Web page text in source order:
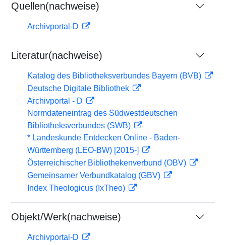
Quellen(nachweise)
Archivportal-D
Literatur(nachweise)
Katalog des Bibliotheksverbundes Bayern (BVB)
Deutsche Digitale Bibliothek
Archivportal - D
Normdateneintrag des Südwestdeutschen
Bibliotheksverbundes (SWB)
* Landeskunde Entdecken Online - Baden-
Württemberg (LEO-BW) [2015-]
Österreichischer Bibliothekenverbund (OBV)
Gemeinsamer Verbundkatalog (GBV)
Index Theologicus (IxTheo)
Objekt/Werk(nachweise)
Archivportal-D